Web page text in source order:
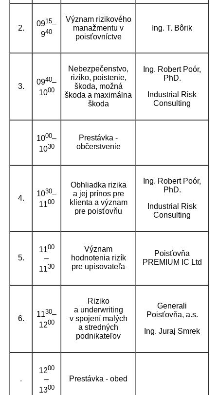
2.
0915–
940
Význam rizikového
manažmentu v
poisťovníctve
Ing. T. Bôrik
3.
0940–
1000
Nebezpečenstvo,
riziko, poistenie,
škoda, možná
škoda a maximálna
škoda
Ing. Robert Poór,
PhD.
Industrial Risk
Consulting
1000–
1030
Prestávka -
občerstvenie
4.
1030–
1100
Obhliadka rizika
a jej prínos pre
klienta a význam
pre poisťovňu
Ing. Robert Poór,
PhD.
Industrial Risk
Consulting
5.
1100
–
1130
Význam
hodnotenia rizík
pre upisovateľa
Poisťovňa
PREMIUM IC Ltd
6.
1130–
1200
Riziko
a underwriting
v spojení malých
a stredných
podnikateľov
Generali
Poisťovňa, a.s.
Ing. Juraj Smrek
.
1200
–
1300
Prestávka - obed